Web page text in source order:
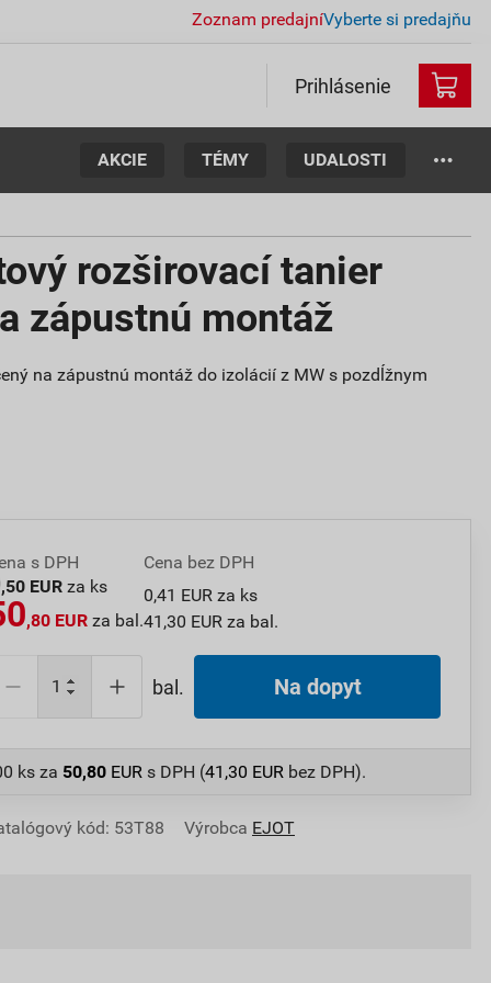
Zoznam predajníVyberte si predajňu
Prihlásenie
AKCIE TÉMY UDALOSTI
rozširovací tanier
zápustnú montáž
na zápustnú montáž do izolácií z MW s pozdĺžnym
s DPH
,50 EUR za ks
,80 EUR za bal.
Cena bez DPH
0,41 EUR za ks
41,30 EUR za bal.
bal. Na dopyt
ks za 50,80 EUR s DPH (41,30 EUR bez DPH).
kód: 53T88 Výrobca EJOT